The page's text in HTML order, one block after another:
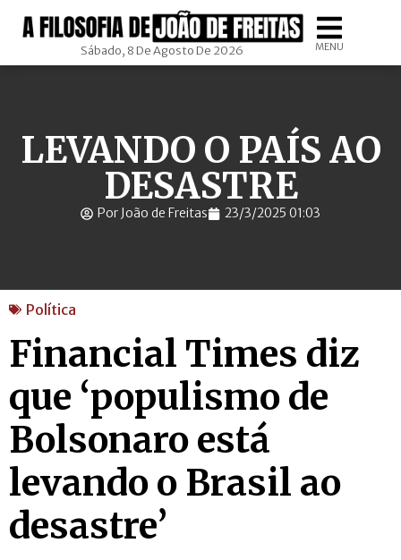
Sábado, 8 De Agosto De 2026 MENU
LEVANDO O PAÍS AO
DESASTRE
Por João de Freitas 23/3/2025 01:03
Política
Financial Times diz
que ‘populismo de
Bolsonaro está
levando o Brasil ao
desastre’